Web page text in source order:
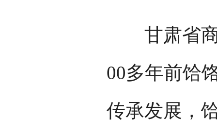
甘肃省商
00多年前饸
传承发展，